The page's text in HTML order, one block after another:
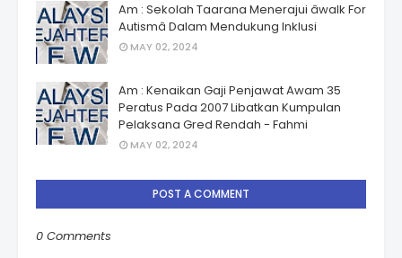
Am : Sekolah Taarana Menerajui âwalk For
Autismâ Dalam Mendukung Inklusi
MAY 02, 2024
Am : Kenaikan Gaji Penjawat Awam 35
Peratus Pada 2007 Libatkan Kumpulan
Pelaksana Gred Rendah - Fahmi
MAY 02, 2024
POST A COMMENT
0 Comments